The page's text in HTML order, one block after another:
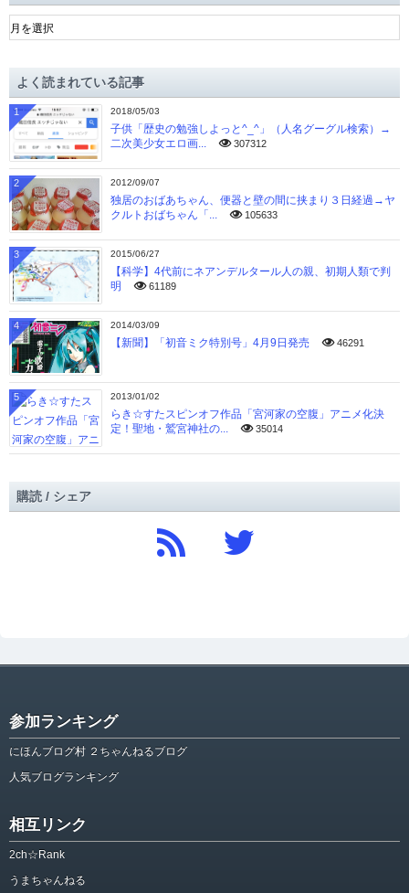
ア
ー
ブよく読まれている記事
2018/05/03
子供「歴史の勉強しよっと^_^」（人名グーグル検索）→
二次美少女エロ画...
307312
1
2012/09/07
独居のおばあちゃん、便器と壁の間に挟まり３日経過→ヤ
クルトおばちゃん「...
105633
2
2015/06/27
【科学】4代前にネアンデルタール人の親、初期人類で判
明
61189
3
2014/03/09
【新聞】「初音ミク特別号」4月9日発売 46291
4
2013/01/02
らき☆すたスピンオフ作品「宮河家の空腹」アニメ化決
定！聖地・鷲宮神社の...
35014
5
購読 / シェア
参加ランキング
にほんブログ村 ２ちゃんねるブログ
人気ブログランキング
相互リンク
2ch☆Rank
うまちゃんねる